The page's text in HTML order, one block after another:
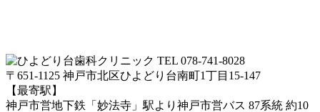
TEL 078-741-8028
〒651-1125 神戸市北区ひよどり台南町1丁目15-147
【最寄駅】
神戸市営地下鉄「妙法寺」駅より神戸市営バス 87系統 約10